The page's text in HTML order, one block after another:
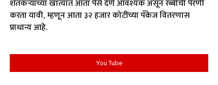
शेतकऱ्यांच्या खात्यात आता पैसे देणे आवश्यक असून रब्बीची पेरणी
करता यावी, म्हणून आता ३२ हजार कोटींच्या पॅकेज वितरणास
प्राधान्य आहे.
You Tube